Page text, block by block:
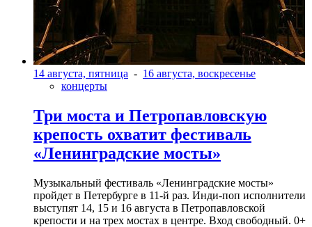
14 августа, пятница - 16 августа, воскресенье
концерты
Три моста и Петропавловскую
крепость охватит фестиваль
«Ленинградские мосты»
Музыкальный фестиваль «Ленинградские мосты»
пройдет в Петербурге в 11-й раз. Инди-поп исполнители
выступят 14, 15 и 16 августа в Петропавловской
крепости и на трех мостах в центре. Вход свободный. 0+